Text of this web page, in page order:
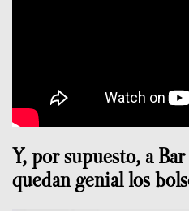
Y, por supuesto, a
quedan genial los